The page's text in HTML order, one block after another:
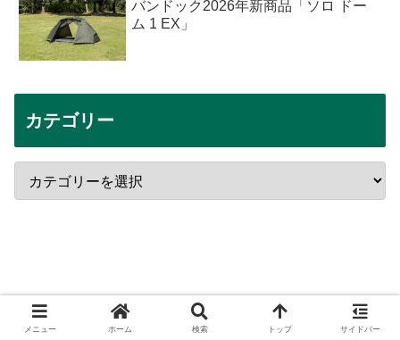
バンドック2026年新商品「ソロ ドー
ム 1 EX」
カテゴリー
メニュー ホーム 検索 トップ サイドバー